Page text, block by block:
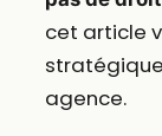
cet article
agence.